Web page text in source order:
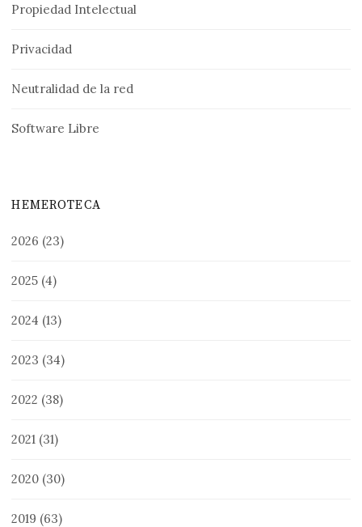
Propiedad Intelectual
Privacidad
Neutralidad de la red
Software Libre
HEMEROTECA
2026 (23)
2025 (4)
2024 (13)
2023 (34)
2022 (38)
2021 (31)
2020 (30)
2019 (63)